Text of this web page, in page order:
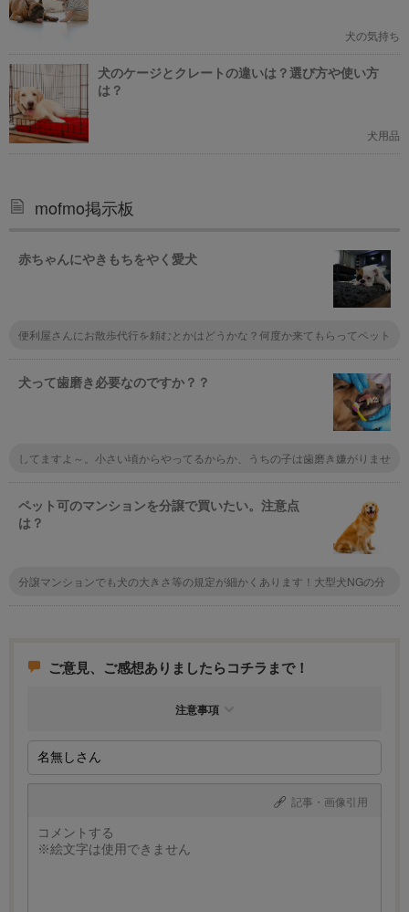
犬の気持ち
犬のケージとクレートの違いは？選び方や使い方
は？
犬用品
mofmo掲示板
赤ちゃんにやきもちをやく愛犬
便利屋さんにお散歩代行を頼むとかはどうかな？何度か来てもらってペット
を頼んで赤ちゃんを預けて犬と遊んであげる。家事代行を頼んで家事の時間
をペットに充てるとか。
犬って歯磨き必要なのですか？？
してますよ～。小さい頃からやってるからか、うちの子は歯磨き嫌がりませ
ことにもなるので、健康のためには絶対にしたほうがいいですよ。
ペット可のマンションを分譲で買いたい。注意点
は？
分譲マンションでも犬の大きさ等の規定が細かくあります！大型犬NGの分
ご意見、ご感想ありましたらコチラまで！
注意事項
記事・画像引用